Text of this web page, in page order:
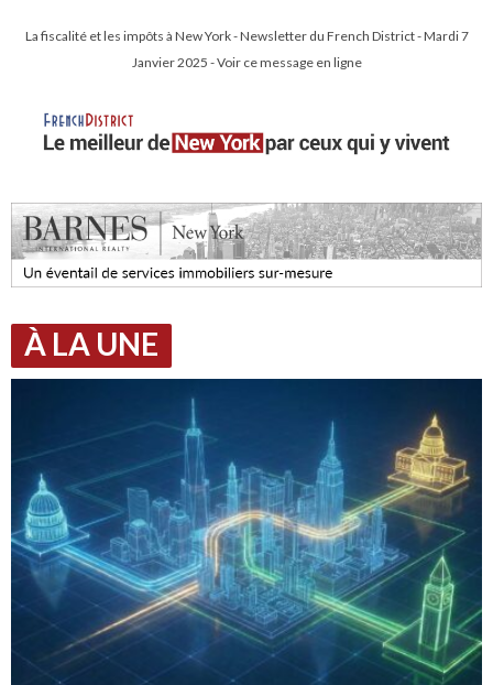
La fiscalité et les impôts à New York - Newsletter du French District - Mardi 7
Janvier 2025 - Voir ce message en ligne
À LA UNE